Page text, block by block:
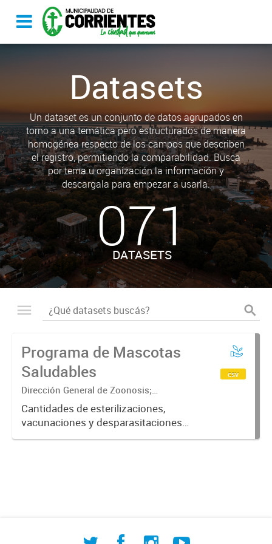
Datasets
Un dataset es un conjunto de datos agrupados en
torno a una temática pero estructurados de manera
homogénea respecto de los campos que describen
el registro, permitiendo la comparabilidad. Busca
por tema u organización la información y
descargala para empezar a usarla.
071
DATASETS
Programa de Mascotas
Saludables
Dirección General de Zoonosis;
Subsecretaría de Contralor ambiental;
Secretaría de Ambiente y Desarrollo
sustentable
Cantidades de esterilizaciones,
vacunaciones y desparasitaciones
realizadas a mascotas ordenadas
csv